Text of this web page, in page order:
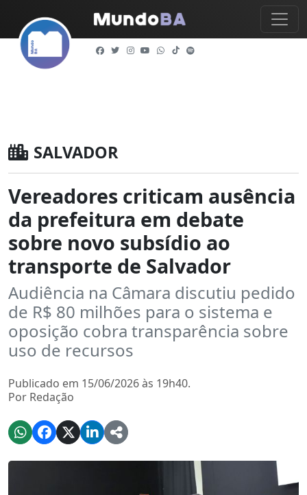
SALVADOR
Vereadores criticam ausência
da prefeitura em debate
sobre novo subsídio ao
transporte de Salvador
Audiência na Câmara discutiu pedido
de R$ 80 milhões para o sistema e
oposição cobra transparência sobre
uso de recursos
Publicado em 15/06/2026 às 19h40.
Por Redação